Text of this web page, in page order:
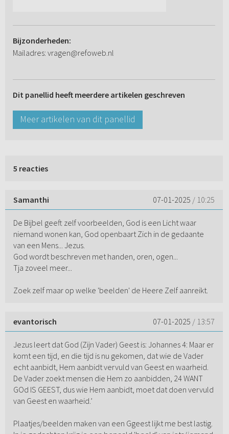
Bijzonderheden:
Mailadres: vragen@refoweb.nl
Dit panellid heeft meerdere artikelen geschreven
Meer artikelen van dit panellid
5 reacties
Samanthi 07-01-2025 / 10:25
De Bijbel geeft zelf voorbeelden, God is een Licht waar
niemand wonen kan, God openbaart Zich in de gedaante
van een Mens... Jezus.
God wordt beschreven met handen, oren, ogen...
Tja zoveel meer...
Zoek zelf maar op welke 'beelden' de Heere Zelf aanreikt.
evantorisch 07-01-2025 / 13:57
Jezus leert dat God (Zijn Vader) Geest is: Johannes 4: Maar er
komt een tijd, en die tijd is nu gekomen, dat wie de Vader
echt aanbidt, Hem aanbidt vervuld van Geest en waarheid.
De Vader zoekt mensen die Hem zo aanbidden, 24 WANT
GOd IS GEEST, dus wie Hem aanbidt, moet dat doen vervuld
van Geest en waarheid.’
Plaatjes/beelden maken van een Ggeest lijkt me best lastig.